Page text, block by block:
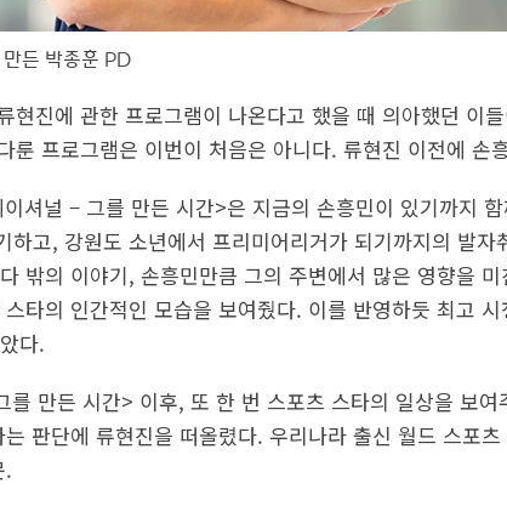
든 박종훈 PD
현진에 관한 프로그램이 나온다고 했을 때 의아했던 이
프로그램은 이번이 처음은 아니다. 류현진 이전에 손
셔널 – 그를 만든 시간>은 지금의 손흥민이 있기까지
하고, 강원도 소년에서 프리미어리거가 되기까지의 발자
밖의 이야기, 손흥민만큼 그의 주변에서 많은 영향을
타의 인간적인 모습을 보여줬다. 이를 반영하듯 최고
다.
를 만든 시간> 이후, 또 한 번 스포츠 스타의 일상을 보
판단에 류현진을 떠올렸다. 우리나라 출신 월드 스포
.